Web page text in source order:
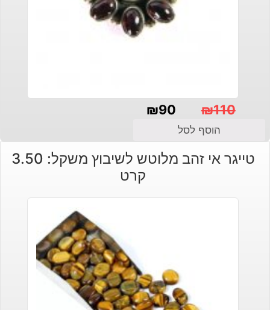
₪110
המקורי
היה:
₪90
הנוכחי
הוא:
הוסף לסל
טייגר אי זהב מלוטש לשיבוץ משקל: 3.50
קרט